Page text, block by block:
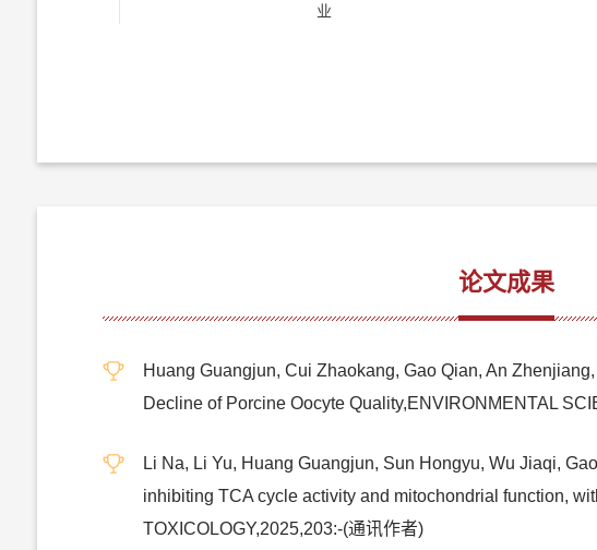
业
论文成果
Huang Guangjun, Cui Zhaokang, Gao Qian, An
Decline of Porcine Oocyte Quality,ENVIRONMENTAL
Li Na, Li Yu, Huang Guangjun, Sun Hongyu, Wu Jiaqi,
inhibiting TCA cycle activity and mitochondrial function,
TOXICOLOGY,2025,203:-(通讯作者)